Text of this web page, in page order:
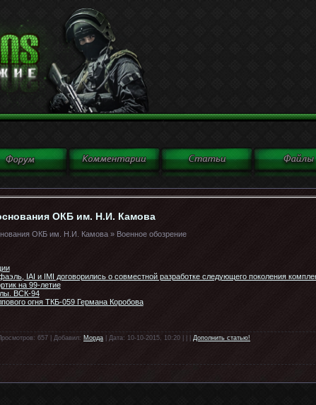
ОКБ им. Н.И. Камова
ОКБ им. Н.И. Камова » Военное обозрение
IAI и IMI договорились о совместной разработке следующего поколения
на 99-летие
ВСК-94
огня ТКБ-059 Германа Коробова
657 | Добавил: Морда | Дата: 10-10-2015, 10:20 | | | Дополнить статью!